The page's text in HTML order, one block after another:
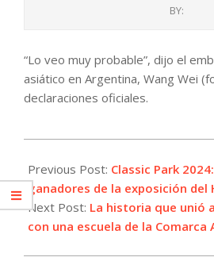
BY:
“Lo veo muy probable”, dijo el
asiático en Argentina, Wang Wei
declaraciones oficiales.
09-
30
Previous Post: Classic Park
ganadores de la exposición del
Next Post: La historia que unió
con una escuela de la Comarca